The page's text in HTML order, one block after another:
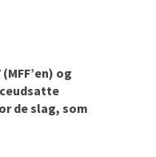
og
de slag, som